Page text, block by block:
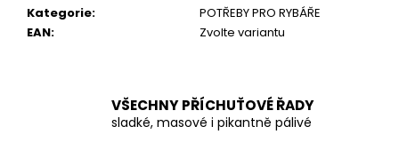
Kategorie:
POTŘEBY PRO RYBÁŘE
EAN: Zvolte variantu
VŠECHNY PŘÍCHUŤOVÉ ŘADY
sladké, masové i pikantně pálivé
e
m